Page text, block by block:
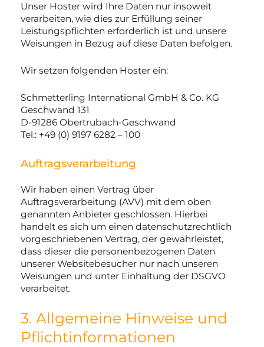
Unser Hoster wird Ihre Daten nur insoweit
verarbeiten, wie dies zur Erfüllung seiner
Leistungspflichten erforderlich ist und unsere
Weisungen in Bezug auf diese Daten befolgen.
Wir setzen folgenden Hoster ein:
Schmetterling International GmbH & Co. KG
Geschwand 131
D-91286 Obertrubach-Geschwand
Tel.: +49 (0) 9197 6282 – 100
Auftragsverarbeitung
Wir haben einen Vertrag über
Auftragsverarbeitung (AVV) mit dem oben
genannten Anbieter geschlossen. Hierbei
handelt es sich um einen datenschutzrechtlich
vorgeschriebenen Vertrag, der gewährleistet,
dass dieser die personenbezogenen Daten
unserer Websitebesucher nur nach unseren
Weisungen und unter Einhaltung der DSGVO
verarbeitet.
3. Allgemeine Hinweise und
Pflicht­informationen